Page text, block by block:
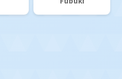
し Advent